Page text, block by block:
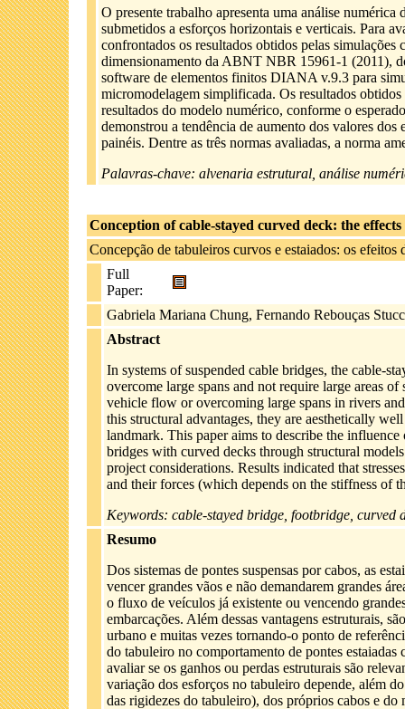
O presente trabalho apresenta uma análise
submetidos a esforços horizontais e verticais. Para
confrontados os resultados obtidos pelas
dimensionamento da ABNT NBR 15961-1 (2011),
software de elementos finitos DIANA v.9.3 para
micromodelagem simplificada. Os resultados
resultados do modelo numérico, conforme o
demonstrou a tendência de aumento dos valores
painéis. Dentre as três normas avaliadas, a norma
Palavras-chave: alvenaria estrutural, análise
Conception of cable-stayed curved deck: the
Concepção de tabuleiros curvos e estaiados: os efeitos
Full
Paper:
Gabriela Mariana Chung, Fernando Rebouças
Abstract
In systems of suspended cable bridges, the cable-
overcome large spans and not require large areas
vehicle flow or overcoming large spans in rivers
this structural advantages, they are aesthetically
landmark. This paper aims to describe the
bridges with curved decks through structural
project considerations. Results indicated that
and their forces (which depends on the stiffness of
Keywords: cable-stayed bridge, footbridge, curved
Resumo
Dos sistemas de pontes suspensas por cabos, as
vencer grandes vãos e não demandarem grandes
o fluxo de veículos já existente ou vencendo
embarcações. Além dessas vantagens estruturais,
urbano e muitas vezes tornando-o ponto de
do tabuleiro no comportamento de pontes estaiadas
avaliar se os ganhos ou perdas estruturais são
variação dos esforços no tabuleiro depende, além
das rigidezes do tabuleiro), dos próprios cabos e do